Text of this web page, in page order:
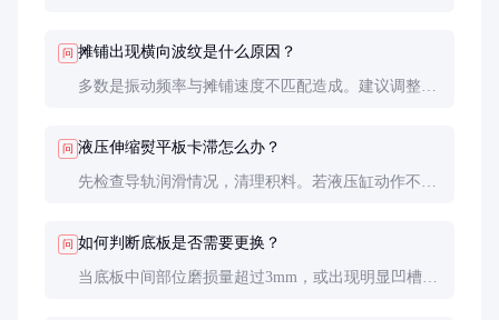
维修。
问 摊铺出现横向波纹是什么原因？
多数是振动频率与摊铺速度不匹配造成。建议调整振
平面度。
问 液压伸缩熨平板卡滞怎么办？
先检查导轨润滑情况，清理积料。若液压缸动作不
问 如何判断底板是否需要更换？
当底板中间部位磨损量超过3mm，或出现明显凹槽